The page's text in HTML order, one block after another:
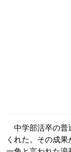
中学部活卒の普
くれた。その成